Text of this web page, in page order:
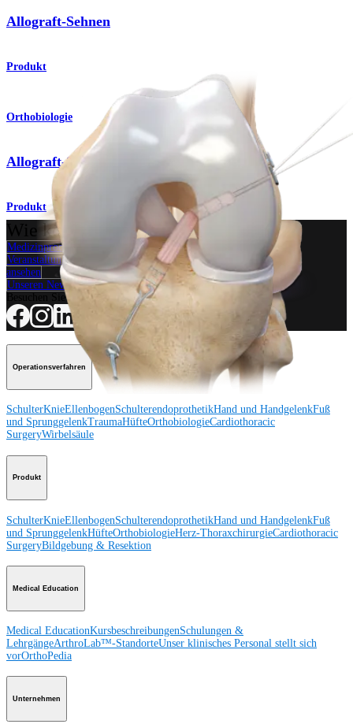
Allograft-Sehnen
Produkt
Orthobiologie
Allograft-Sehnen
Produkt
Wie können wir Ihnen helfen?
Medizinproduktberater:in kontaktieren
Veranstaltungen, Lab-Vorführungen und Schulungsmöglichkeiten
ansehen
Unseren Newsletter abonnieren
Besuchen Sie uns
Operationsverfahren
SchulterKnieEllenbogenSchulterendoprothetikHand und HandgelenkFuß
und SprunggelenkTraumaHüfteOrthobiologieCardiothoracic
SurgeryWirbelsäule
Produkt
SchulterKnieEllenbogenSchulterendoprothetikHand und HandgelenkFuß
und SprunggelenkHüfteOrthobiologieHerz-ThoraxchirurgieCardiothoracic
SurgeryBildgebung & Resektion
Medical Education
Medical EducationKursbeschreibungenSchulungen &
LehrgängeArthroLab™-StandorteUnser klinisches Personal stellt sich
vorOrthoPedia
Unternehmen